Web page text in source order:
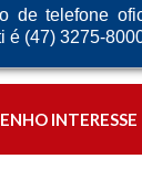
de telefone
é (47) 3275-
INTERESSE